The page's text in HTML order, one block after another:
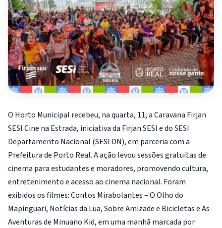
O Horto Municipal recebeu, na quarta, 11, a Caravana Firjan
SESI Cine na Estrada, iniciativa da Firjan SESI e do SESI
Departamento Nacional (SESI DN), em parceria com a
Prefeitura de Porto Real. A ação levou sessões gratuitas de
cinema para estudantes e moradores, promovendo cultura,
entretenimento e acesso ao cinema nacional. Foram
exibidos os filmes: Contos Mirabolantes – O Olho do
Mapinguari, Notícias da Lua, Sobre Amizade e Bicicletas e As
Aventuras de Minuano Kid, em uma manhã marcada por